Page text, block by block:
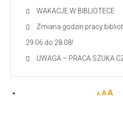
WAKACJE W BIBLIOTECE
Zmiana godzin pracy
29.06 do 28.08!
UWAGA – PRACA SZUKA
A AA